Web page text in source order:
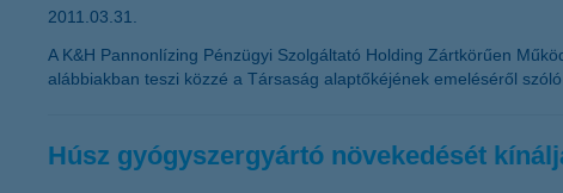
2011.03.31.
A K&H Pannonlízing Pénzügyi Szolgáltató Holding Zártkörűen
alábbiakban teszi közzé a Társaság alaptőkéjének emeléséről
Húsz gyógyszergyártó növekedését